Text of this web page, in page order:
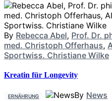
By Rebecca Abel, Prof. Dr.
med. Christoph Offerhaus,
Sportwiss. Christiane Wilke
Kreatin für Longevity
ERNÄHRUNG By News